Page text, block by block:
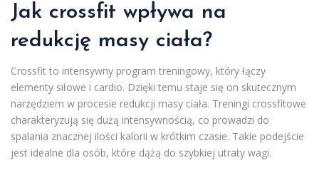
Jak crossfit wpływa na
redukcję masy ciała?
Crossfit to intensywny program treningowy, który łączy
elementy siłowe i cardio. Dzięki temu staje się on skutecznym
narzędziem w procesie redukcji masy ciała. Treningi crossfitowe
charakteryzują się dużą intensywnością, co prowadzi do
spalania znacznej ilości kalorii w krótkim czasie. Takie podejście
jest idealne dla osób, które dążą do szybkiej utraty wagi.